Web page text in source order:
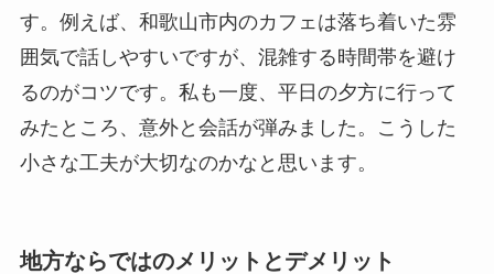
す。例えば、和歌山市内のカフェは落ち着いた雰
囲気で話しやすいですが、混雑する時間帯を避け
るのがコツです。私も一度、平日の夕方に行って
みたところ、意外と会話が弾みました。こうした
小さな工夫が大切なのかなと思います。
地方ならではのメリットとデメリット